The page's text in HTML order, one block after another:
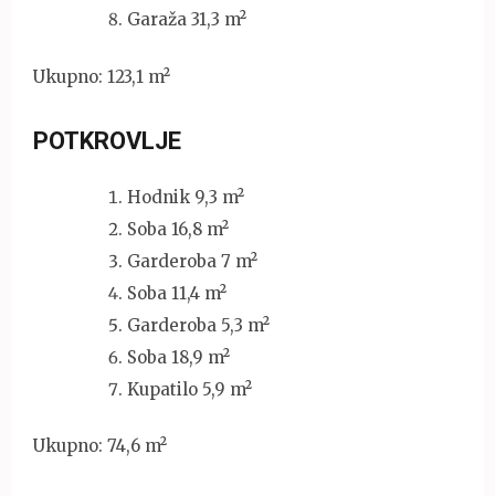
Garaža 31,3 m²
Ukupno: 123,1 m²
POTKROVLJE
Hodnik 9,3 m²
Soba 16,8 m²
Garderoba 7 m²
Soba 11,4 m²
Garderoba 5,3 m²
Soba 18,9 m²
Kupatilo 5,9 m²
Ukupno: 74,6 m²